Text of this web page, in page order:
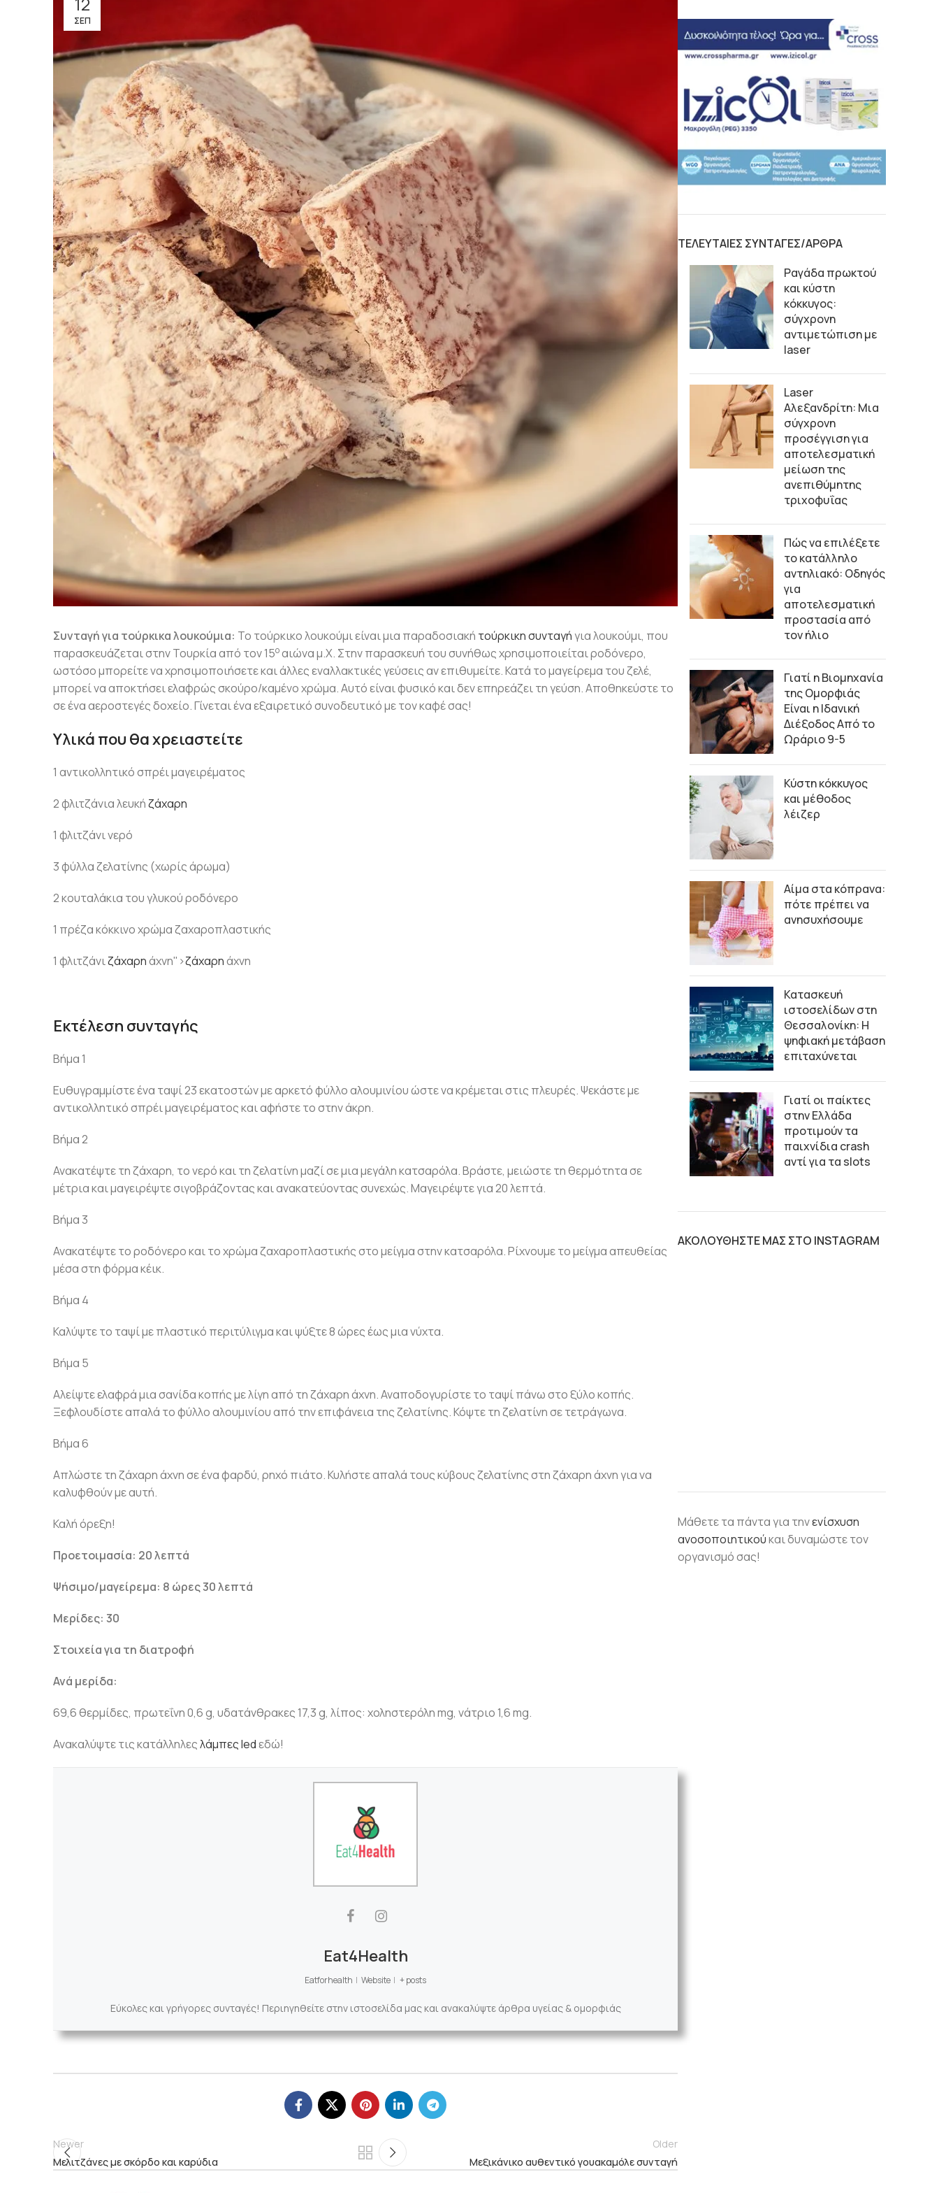
ΣΕΠ
Συνταγή για τούρκικα λουκούμια: Το τούρκικο λουκούμι είναι μια παραδοσιακή τούρκικη συνταγήγια λουκούμι, που
παρασκευάζεται στην Τουρκία από τον 15οαιώνα μ.Χ. Στην παρασκευή του συνήθως χρησιμοποιείται ροδόνερο,
ωστόσο μπορείτε να χρησιμοποιήσετε και άλλες εναλλακτικές γεύσεις αν επιθυμείτε. Κατά το μαγείρεμα του ζελέ,
μπορεί να αποκτήσει ελαφρώς σκούρο/καμένο χρώμα. Αυτό είναι φυσικό και δεν επηρεάζει τη γεύση. Αποθηκεύστε το
σε ένα αεροστεγές δοχείο. Γίνεται ένα εξαιρετικό συνοδευτικό με τον καφέ σας!
Υλικά που θα χρειαστείτε
1 αντικολλητικό σπρέι μαγειρέματος
2 φλιτζάνια λευκήζάχαρη
1 φλιτζάνι νερό
3 φύλλα ζελατίνης (χωρίς άρωμα)
2 κουταλάκια του γλυκού ροδόνερο
1 πρέζα κόκκινο χρώμα ζαχαροπλαστικής
1 φλιτζάνιζάχαρηάχνη">ζάχαρηάχνη
Εκτέλεση συνταγής
Βήμα 1
Ευθυγραμμίστε ένα ταψί 23 εκατοστών με αρκετό φύλλο αλουμινίου ώστε να κρέμεται στις πλευρές. Ψεκάστε με
αντικολλητικό σπρέι μαγειρέματος και αφήστε το στην άκρη.
Βήμα 2
Ανακατέψτε τη ζάχαρη, το νερό και τη ζελατίνη μαζί σε μια μεγάλη κατσαρόλα. Βράστε, μειώστε τη θερμότητα σε
μέτρια και μαγειρέψτε σιγοβράζοντας και ανακατεύοντας συνεχώς. Μαγειρέψτε για 20 λεπτά.
Βήμα 3
Ανακατέψτε το ροδόνερο και το χρώμα ζαχαροπλαστικής στο μείγμα στην κατσαρόλα. Ρίχνουμε το μείγμα απευθείας
μέσα στη φόρμα κέικ.
Βήμα 4
Καλύψτε το ταψί με πλαστικό περιτύλιγμα και ψύξτε 8 ώρες έως μια νύχτα.
Βήμα 5
Αλείψτε ελαφρά μια σανίδα κοπής με λίγη από τη ζάχαρη άχνη. Αναποδογυρίστε το ταψί πάνω στο ξύλο κοπής.
Ξεφλουδίστε απαλά το φύλλο αλουμινίου από την επιφάνεια της ζελατίνης. Κόψτε τη ζελατίνη σε τετράγωνα.
Βήμα 6
Απλώστε τη ζάχαρη άχνη σε ένα φαρδύ, ρηχό πιάτο. Κυλήστε απαλά τους κύβους ζελατίνης στη ζάχαρη άχνη για να
καλυφθούν με αυτή.
Καλή όρεξη!
Προετοιμασία: 20 λεπτά
Ψήσιμο/μαγείρεμα: 8 ώρες 30 λεπτά
Μερίδες: 30
Στοιχεία για τη διατροφή
Ανά μερίδα:
69,6 θερμίδες, πρωτεΐνη 0,6 g, υδατάνθρακες 17,3 g, λίπος: χοληστερόλη mg, νάτριο 1,6 mg.
Ανακαλύψτε τις κατάλληλεςλάμπες ledεδώ!
Eat4Health
Eatforhealth | Website | + posts
Εύκολες και γρήγορες συνταγές! Περιηγηθείτε στην ιστοσελίδα μας και ανακαλύψτε άρθρα υγείας & ομορφιάς
Newer
Μελιτζάνες με σκόρδο και καρύδια
Older
Μεξικάνικο αυθεντικό γουακαμόλε συνταγή
ΤΕΛΕΥΤΑΙΕΣ ΣΥΝΤΑΓΕΣ/ΑΡΘΡΑ
Ραγάδα πρωκτού
και κύστη
κόκκυγος:
σύγχρονη
αντιμετώπιση με
laser
Laser
Αλεξανδρίτη: Μια
σύγχρονη
προσέγγιση για
αποτελεσματική
μείωση της
ανεπιθύμητης
τριχοφυΐας
Πώς να επιλέξετε
το κατάλληλο
αντηλιακό: Οδηγός
για
αποτελεσματική
προστασία από
τον ήλιο
Γιατί η Βιομηχανία
της Ομορφιάς
Είναι η Ιδανική
Διέξοδος Από το
Ωράριο 9-5
Κύστη κόκκυγος
και μέθοδος
λέιζερ
Αίμα στα κόπρανα:
πότε πρέπει να
ανησυχήσουμε
Κατασκευή
ιστοσελίδων στη
Θεσσαλονίκη: Η
ψηφιακή μετάβαση
επιταχύνεται
Γιατί οι παίκτες
στην Ελλάδα
προτιμούν τα
παιχνίδια crash
αντί για τα slots
ΑΚΟΛΟΥΘΗΣΤΕ ΜΑΣ ΣΤΟ INSTAGRAM
Μάθετε τα πάντα για τηνενίσχυση
ανοσοποιητικούκαι δυναμώστε τον
οργανισμό σας!